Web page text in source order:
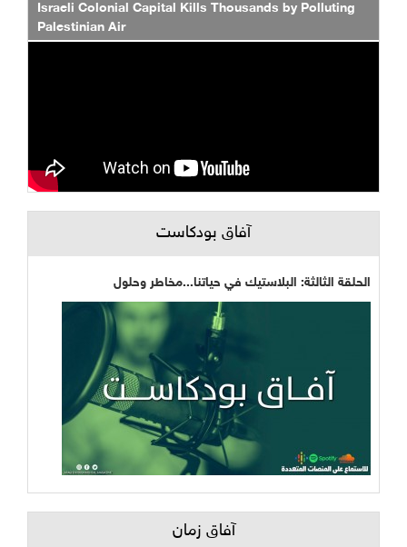
Israeli Colonial Capital Kills Thousands by Polluting
Palestinian Air
آفاق بودكاست
الحلقة الثالثة: البلاستيك في حياتنا...مخاطر وحلول
آفاق زمان